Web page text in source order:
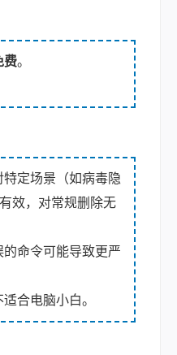
费。
特定场景（如病毒隐
效，对常规删除无
的命令可能导致更严
适合电脑小白。